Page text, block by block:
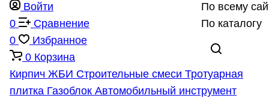
По всему
По каталогу
Войти
0
Сравнение
0
Избранное
0 Корзина
Кирпич ЖБИ Строительные смеси Тротуарная
плитка Газоблок Автомобильный инструмент